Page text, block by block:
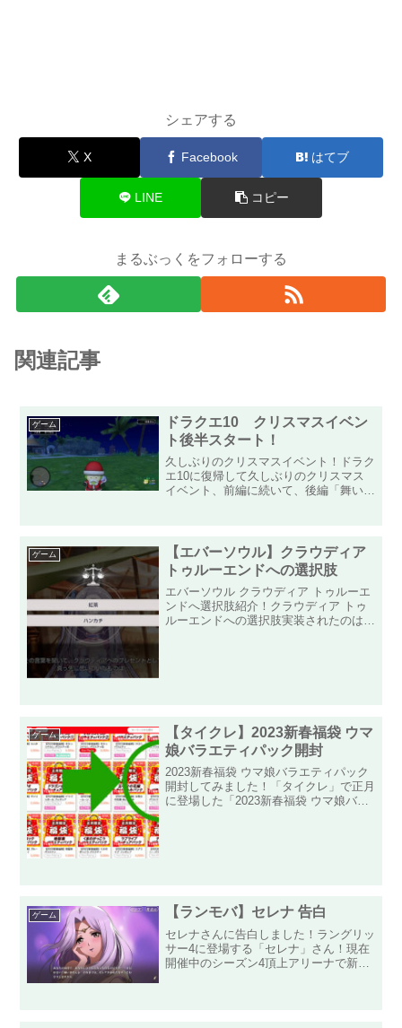
シェアする
X Facebook はてブ
LINE コピー
まるぶっくをフォローする
関連記事
ゲーム
ドラクエ10 クリスマスイベン
ト後半スタート！
久しぶりのクリスマスイベント！ドラク
エ10に復帰して久しぶりのクリスマス
イベント、前編に続いて、後編「舞い降
少なくドラクエ10を始め...
ゲーム
【エバーソウル】クラウディア
トゥルーエンドへの選択肢
エバーソウル クラウディア トゥルーエ
ンドへ選択肢紹介！クラウディア トゥ
ルーエンドへの選択肢実装されたのは、
ゲーム
【タイクレ】2023新春福袋 ウマ
娘バラエティパック開封
2023新春福袋 ウマ娘バラエティパック
開封してみました！「タイクレ」で正月
に登場した「2023新春福袋 ウマ娘バラ
ゲーム 【ランモバ】セレナ 告白
セレナさんに告白しました！ラングリッ
サー4に登場する「セレナ」さん！現在
開催中のシーズン4頂上アリーナで新ス